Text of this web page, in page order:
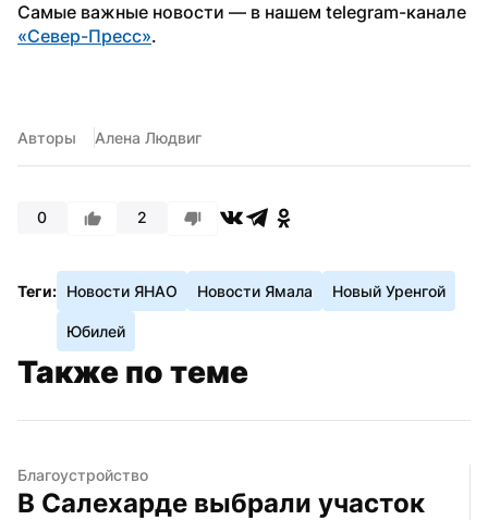
«Север-Пресс».
Авторы Алена Людвиг
0 2
Теги: Новости ЯНАО Новости Ямала Новый Уренгой
Юбилей
Также по теме
Благоустройство
В Салехарде выбрали участок